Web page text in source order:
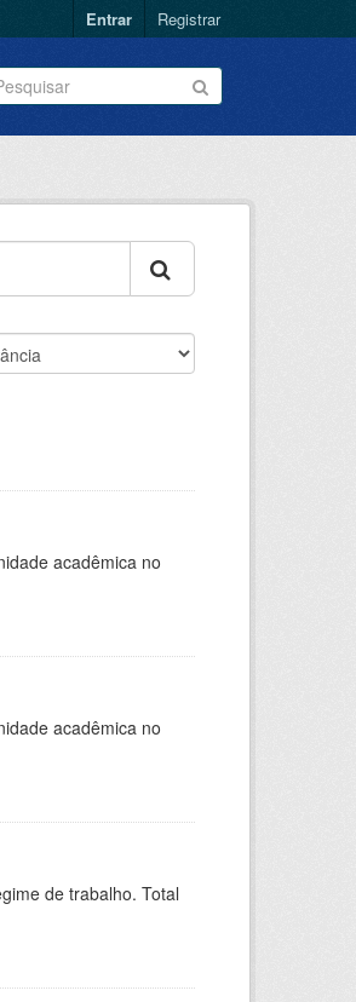
Entrar Registrar
acadêmica no
acadêmica no
de trabalho. Total